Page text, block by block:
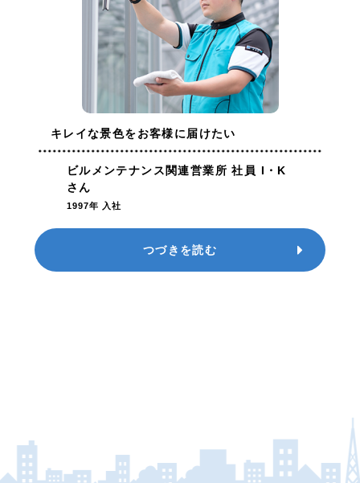
キレイな景色をお客様に届けたい
ビルメンテナンス関連営業所 社員 I・K
さん
1997年 入社
つづきを読む